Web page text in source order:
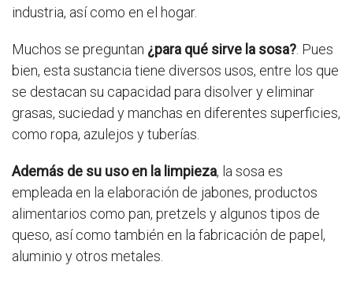
industria, así como en el hogar.
Muchos se preguntan ¿para qué sirve la sosa? . Pues
bien, esta sustancia tiene diversos usos, entre los que
se destacan su capacidad para disolver y eliminar
grasas, suciedad y manchas en diferentes superficies,
como ropa, azulejos y tuberías.
Además de su uso en la limpieza, la sosa es
empleada en la elaboración de jabones, productos
alimentarios como pan, pretzels y algunos tipos de
queso, así como también en la fabricación de papel,
aluminio y otros metales.